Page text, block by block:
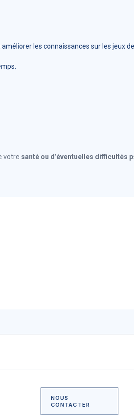
les connaissances sur les jeux de
votre santé ou d’éventuelles difficultés
NOUS
CONTACTER